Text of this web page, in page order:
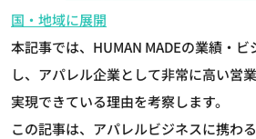
国・地域に展開
本記事では、HUMAN MADEの業績・
し、アパレル企業として非常に高い営
実現できている理由を考察します。
この記事は、アパレルビジネスに携わ